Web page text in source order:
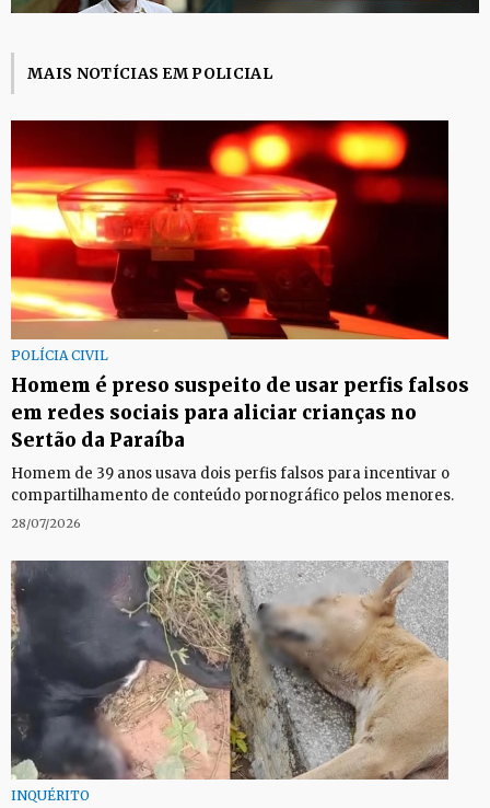
MAIS NOTÍCIAS EM POLICIAL
POLÍCIA CIVIL
Homem é preso suspeito de usar perfis falsos
em redes sociais para aliciar crianças no
Sertão da Paraíba
Homem de 39 anos usava dois perfis falsos para incentivar o
compartilhamento de conteúdo pornográfico pelos menores.
28/07/2026
INQUÉRITO